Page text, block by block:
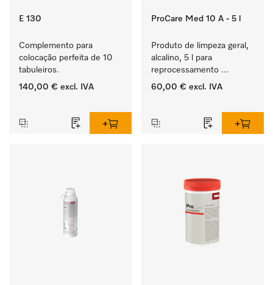
E 130
Complemento para
colocação perfeita de 10
tabuleiros.
140,00 € excl. IVA
ProCare Med 10 A - 5 l
Produto de limpeza geral,
alcalino, 5 l para
reprocessamento
mecânico de
60,00 € excl. IVA